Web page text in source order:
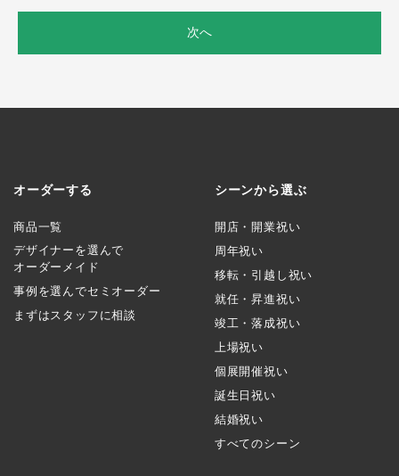
次へ
オーダーする
商品一覧
デザイナーを選んで
オーダーメイド
事例を選んでセミオーダー
まずはスタッフに相談
シーンから選ぶ
開店・開業祝い
周年祝い
移転・引越し祝い
就任・昇進祝い
竣工・落成祝い
上場祝い
個展開催祝い
誕生日祝い
結婚祝い
すべてのシーン